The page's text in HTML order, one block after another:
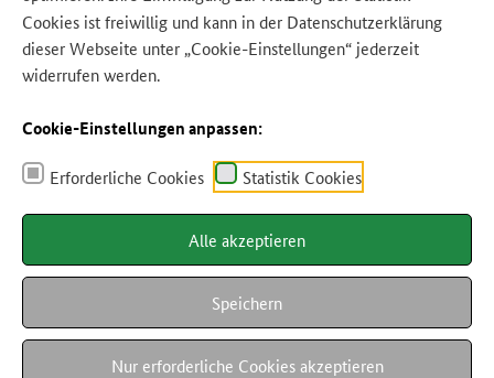
Cookies ist freiwillig und kann in der Datenschutzerklärung
dieser Webseite unter „Cookie-Einstellungen“ jederzeit
widerrufen werden.
Cookie-Einstellungen anpassen:
Erforderliche Cookies Statistik Cookies
Alle akzeptieren
Speichern
Nur erforderliche Cookies akzeptieren
Tonne!
Quelle: BMLEH mehr
Zu gut für die Tonne!-App
Jetzt App herunterladen
und leckere Reste-
Rezepte finden.